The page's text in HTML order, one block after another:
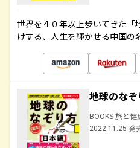
世界を４０年以上歩いてきた「
けする、人生を輝かせる中国の
地球のな
BOOKS 旅と健
2022.11.25 発